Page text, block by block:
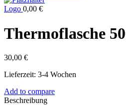
Logo 0,00 €
Thermoflasche
30,00 €
Lieferzeit: 3-4 Wochen
Add to compare
Beschreibung